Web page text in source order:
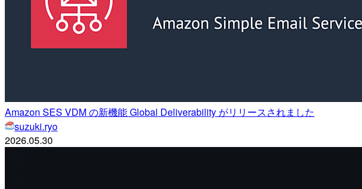
Amazon SES VDM の新機能 Global Deliverability がリリースされました
suzuki.ryo
2026.05.30